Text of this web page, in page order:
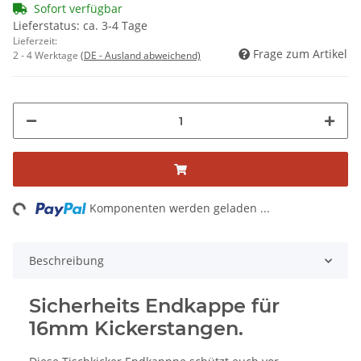
Sofort verfügbar
Lieferstatus: ca. 3-4 Tage
Lieferzeit:
2 - 4 Werktage (DE - Ausland abweichend) Frage zum Artikel
Komponenten werden geladen ...
Beschreibung
Sicherheits Endkappe für
16mm Kickerstangen.